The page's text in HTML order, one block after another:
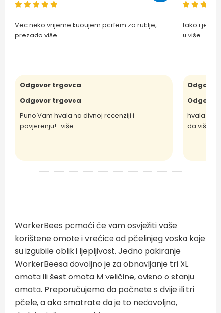
Vec neko vrijeme kuoujem parfem za rublje,
prezado više...
Odgovor trgovca
Odgovor trgovca
Puno Vam hvala na divnoj recenziji i
povjerenju! : više...
Lako i
u više...
hvala
da više...
WorkerBees pomoći će vam osvježiti vaše
korištene omote i vrećice od pčelinjeg voska koje
su izgubile oblik i ljepljivost. Jedno pakiranje
WorkerBeesa dovoljno je za obnavljanje tri XL
omota ili šest omota M veličine, ovisno o stanju
omota. Preporučujemo da počnete s dvije ili tri
pčele, a ako smatrate da je to nedovoljno,